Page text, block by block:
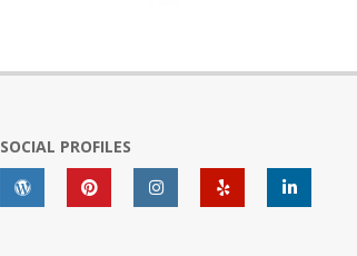
SOCIAL PROFILES